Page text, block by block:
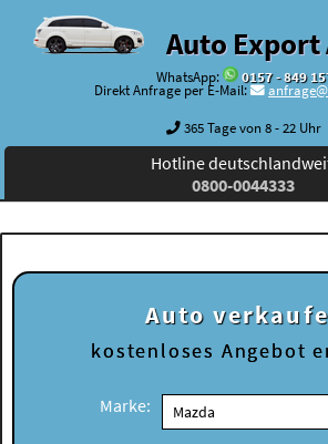
Auto Export
WhatsApp:
0157 - 849
Direkt Anfrage per E-Mail:
365 Tage von 8 - 22 Uhr
Hotline
0800-0044333
Auto
kostenloses Angebot
Marke: